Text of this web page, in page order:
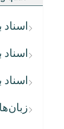
اسناد
اسناد